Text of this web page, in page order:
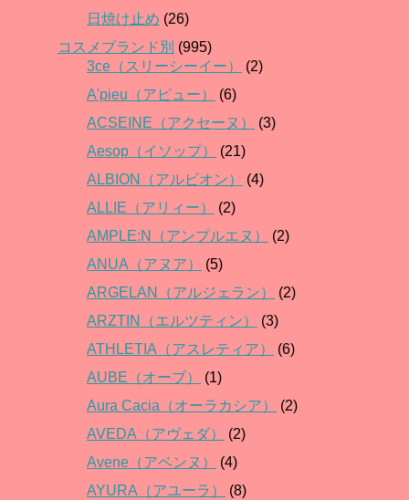
日焼け止め (26)
コスメブランド別 (995)
3ce（スリーシーイー）
(2)
A'pieu（アピュー）
(6)
ACSEINE（アクセーヌ）
(3)
Aesop（イソップ）
(21)
ALBION（アルビオン）
(4)
ALLIE（アリィー）
(2)
AMPLE:N（アンプルエヌ）
(2)
ANUA（アヌア）
(5)
ARGELAN（アルジェラン）
(2)
ARZTIN（エルツティン）
(3)
ATHLETIA（アスレティア）
(6)
AUBE（オーブ）
(1)
Aura Cacia（オーラカシア）
(2)
AVEDA（アヴェダ）
(2)
Avene（アベンヌ）
(4)
AYURA（アユーラ）
(8)